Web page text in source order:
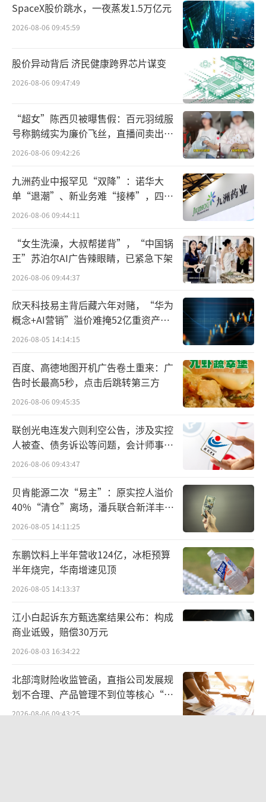
4年下半年起，加盟店平均杯量持续下滑，多数
《中国经营报》报道称，2025年5月，30
余名加盟商集体前往喜茶深圳总部维权，要求
喜茶的战略困境，还源于高端定位与下沉
市场的天然冲突，品牌调性遭遇稀释。
为抢占低线城市份额，喜茶要求加盟商选
择古茗、茶百道等大众品牌聚集的“黄金点
位”，扎堆布局加剧区域竞争；同时将产品价
格带下调至15-19元，甚至推出10元以下单品，
直接切入大众品牌价格区间。
盟店装修费用起步10万元，远高于同类品牌，
而小店型缺乏传统直营大店的设计感与社交属
性，导致“高端形象”与“平价产品”形成割
裂，消费者认知模糊。
一位消费者表示：“现在的喜茶已经配不
面对加盟体系的信任危机，喜茶于2025年2
月宣布暂停招募新加盟商，在内部信中坦
言“过去出于资本考量的价格战与盲目扩张，
导致行业同质化严重、门店过剩”，明确提
出“不参与规模内卷，回归产品本质”的转型
截至2025年10月，极海品牌监测数据显
示，喜茶门店总数降至3930家，较去年同期净
减少680家，后续窄门餐眼统计更显示门店数进
一步缩水至3883家。
战斗蚂蚁新物种战略咨询联合创始人陈颖
颖认为，喜茶靠开创性的“芝士茶”新物种起
家，走的就是品质和创新路线，基因如此，如
今回归自身的品牌价值与定位是正确的选择，
SpaceX股价跳水，一夜蒸发1.5万亿元
2026-08-06 09:45:59
股价异动背后 济民健康跨界芯片谋变
2026-08-06 09:47:49
“超女”陈西贝被曝售假：百元羽绒服
号称鹅绒实为廉价飞丝，直播间卖出超
百万元
2026-08-06 09:42:26
九洲药业中报罕见“双降”：诺华大
单“退潮”、新业务难“接棒”，四大
难关待闯
2026-08-06 09:44:11
“女生洗澡，大叔帮搓背”，“中国锅
王”苏泊尔AI广告辣眼睛，已紧急下架
2026-08-06 09:44:37
欣天科技易主背后藏六年对赌，“华为
概念+AI营销”溢价难掩52亿重资产考
验
2026-08-05 14:14:15
百度、高德地图开机广告卷土重来：广
告时长最高5秒，点击后跳转第三方
2026-08-06 09:45:35
联创光电连发六则利空公告，涉及实控
人被查、债务诉讼等问题，会计师事务
所曾出具“保留意见”
2026-08-06 09:43:47
贝肯能源二次“易主”：原实控人溢价
40%“清仓”离场，潘兵联合新洋丰、
宏科百世拟入主
2026-08-05 14:11:25
东鹏饮料上半年营收124亿，冰柜预算
半年烧完，华南增速见顶
2026-08-05 14:13:37
江小白起诉东方甄选案结果公布：构成
商业诋毁，赔偿30万元
2026-08-03 16:34:22
北部湾财险收监管函，直指公司发展规
划不合理、产品管理不到位等核心“痛
点”
2026-08-06 09:43:25